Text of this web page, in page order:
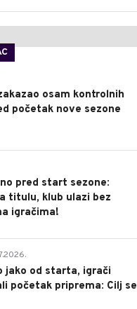
osam kontrolnih
početak nove sezone
pred start sezone:
titulu, klub ulazi bez
igračima!
jako od starta, igrači
početak priprema: Cilj se